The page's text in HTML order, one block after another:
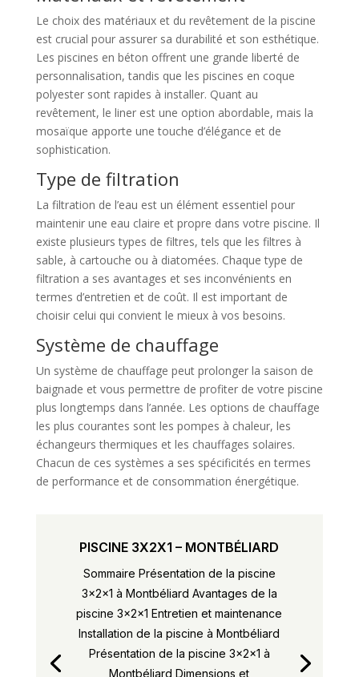
Le choix des matériaux et du revêtement de la piscine
est crucial pour assurer sa durabilité et son esthétique.
Les piscines en béton offrent une grande liberté de
personnalisation, tandis que les piscines en coque
polyester sont rapides à installer. Quant au
revêtement, le liner est une option abordable, mais la
mosaïque apporte une touche d’élégance et de
sophistication.
Type de filtration
La filtration de l’eau est un élément essentiel pour
maintenir une eau claire et propre dans votre piscine. Il
existe plusieurs types de filtres, tels que les filtres à
sable, à cartouche ou à diatomées. Chaque type de
filtration a ses avantages et ses inconvénients en
termes d’entretien et de coût. Il est important de
choisir celui qui convient le mieux à vos besoins.
Système de chauffage
Un système de chauffage peut prolonger la saison de
baignade et vous permettre de profiter de votre piscine
plus longtemps dans l’année. Les options de chauffage
les plus courantes sont les pompes à chaleur, les
échangeurs thermiques et les chauffages solaires.
Chacun de ces systèmes a ses spécificités en termes
de performance et de consommation énergétique.
PISCINE 3X2X1 – MONTBÉLIARD
Sommaire Présentation de la piscine
3x2x1 à Montbéliard Avantages de la
piscine 3x2x1 Entretien et maintenance
Installation de la piscine à Montbéliard
Présentation de la piscine 3x2x1 à
Montbéliard Dimensions et